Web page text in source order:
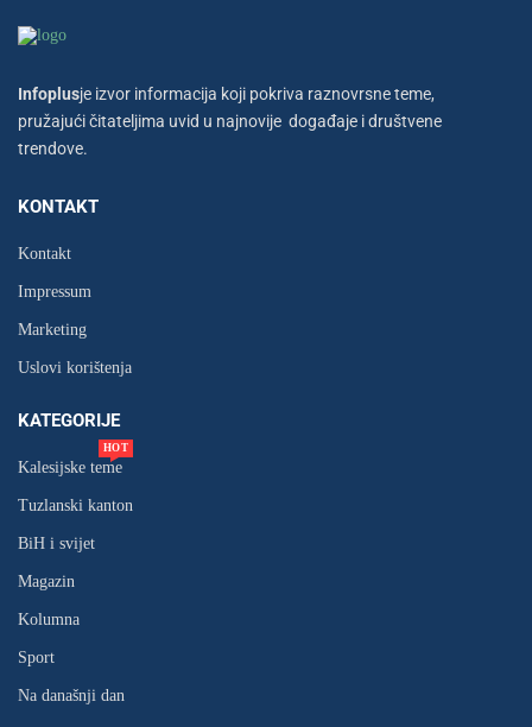
Infoplusje izvor informacija koji pokriva raznovrsne teme,
pružajući čitateljima uvid u najnovije događaje i društvene
trendove.
KONTAKT
Kontakt
Impressum
Marketing
Uslovi korištenja
KATEGORIJE
Kalesijske teme
HOT
Tuzlanski kanton
BiH i svijet
Magazin
Kolumna
Sport
Na današnji dan